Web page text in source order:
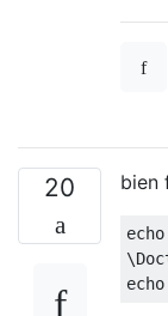
20 bien
echo
echo